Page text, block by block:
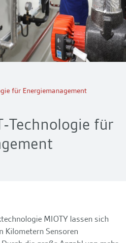
für Energiemanagement
für
MIOTY lassen sich
Kilometern Sensoren